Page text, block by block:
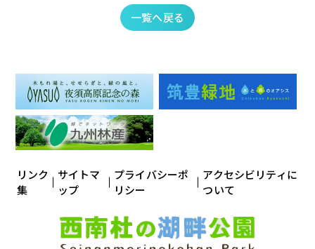
一覧へ戻る
リンク
集
サイトマ
ップ
プライバシーポ
リシー
アクセシビリティに
ついて